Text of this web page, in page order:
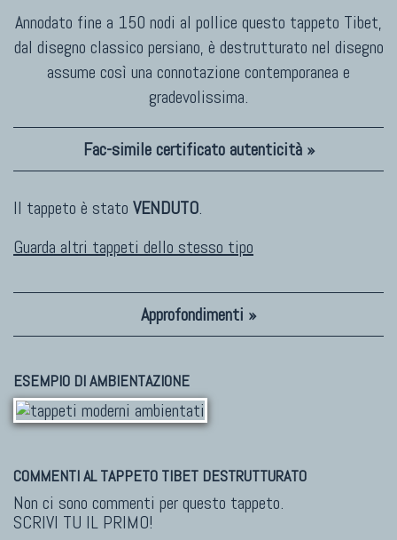
Annodato fine a 150 nodi al pollice questo tappeto Tibet,
dal disegno classico persiano, è destrutturato nel disegno
assume così una connotazione contemporanea e
gradevolissima.
Fac-simile certificato autenticità »
Il tappeto è stato VENDUTO.
Guarda altri tappeti dello stesso tipo
Approfondimenti »
ESEMPIO DI AMBIENTAZIONE
COMMENTI AL TAPPETO TIBET DESTRUTTURATO
Non ci sono commenti per questo tappeto.
SCRIVI TU IL PRIMO!